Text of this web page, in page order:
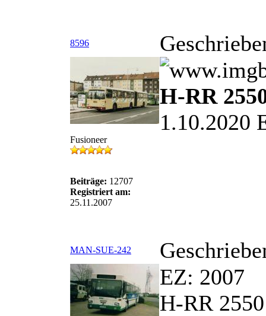
8596
Fusioneer
Beiträge: 12707
Registriert am:
25.11.2007
H-RR
1.10.2020
MAN-SUE-242
EZ: 2007
H-RR